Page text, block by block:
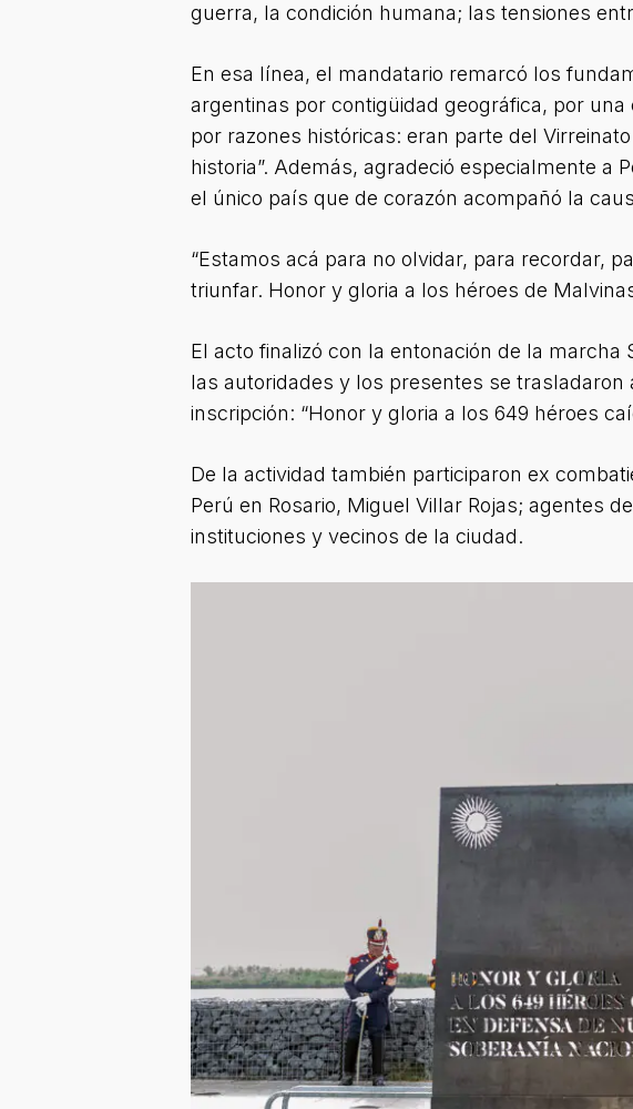
guerra, la condición humana; las tensiones
En esa línea, el mandatario remarcó los
argentinas por contigüidad geográfica, por
por razones históricas: eran parte del
historia”. Además, agradeció especialmente a
el único país que de corazón acompañó la
“Estamos acá para no olvidar, para recordar,
triunfar. Honor y gloria a los héroes de
El acto finalizó con la entonación de la
las autoridades y los presentes se
inscripción: “Honor y gloria a los 649 héroes
De la actividad también participaron ex
Perú en Rosario, Miguel Villar Rojas; agentes
instituciones y vecinos de la ciudad.